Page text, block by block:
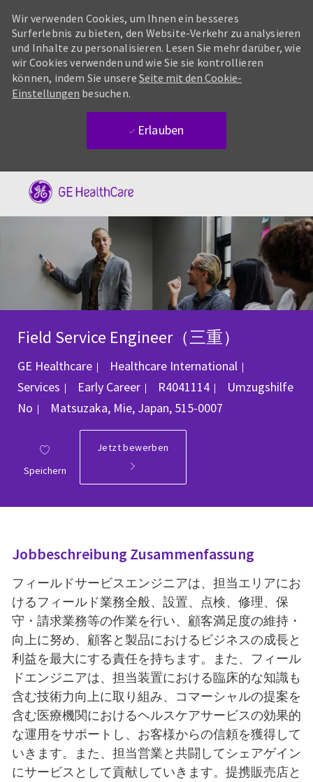
Wir verwenden Cookies, um Ihnen ein besseres
Surferlebnis zu bieten, den Website-Verkehr zu analysieren
und Inhalte zu personalisieren. Lesen Sie mehr darüber, wie
wir Cookies verwenden und wie Sie sie kontrollieren
können, indem Sie unsere Seite mit den Cookie-
Einstellungen besuchen.
Erlauben
Field Service Engineer（三重）
GE Healthcare Healthcare International
Services
Early Career Job-ID
R4041114
Umzugshilfe
No
Ort
Matsuzaka, Mie, Japan, 515-0007
Speichern
Jetzt bewerben
Jobbeschreibung Zusammenfassung
フィールドサービスエンジニアは、担当エリアにお
けるフィールド業務全般、設置、点検、修理、保
守・請求業務等の作業を行い、顧客満足度の維持・
向上に努め、顧客と製品におけるビジネスの成長と
利益を最大にする責任を持ちます。また、フィール
ドエンジニアは、担当装置における臨床的な知識も
含む技術力向上に取り組み、コマーシャルの提案を
含む医療機関におけるヘルスケアサービスの効果的
な運用をサポートし、お客様からの信頼を獲得して
いきます。また、担当営業と共闘してシェアゲイン
にサービスとして貢献していきます。提携販売店と